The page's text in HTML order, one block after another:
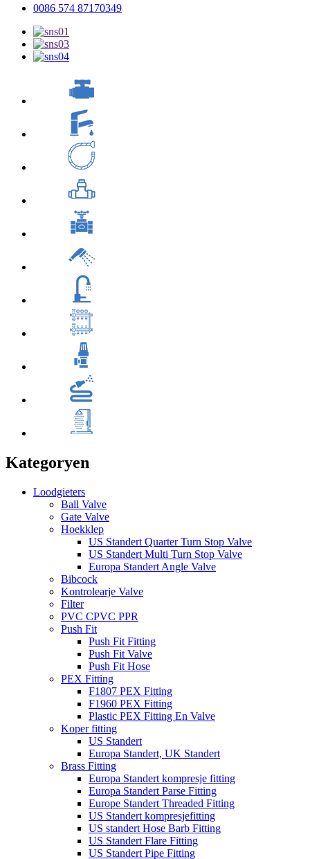
0086 574 87170349
Kategoryen
Loodgieters
Ball Valve
Gate Valve
Hoekklep
US Standert Quarter Turn Stop Valve
US Standert Multi Turn Stop Valve
Europa Standert Angle Valve
Bibcock
Kontrolearje Valve
Filter
PVC CPVC PPR
Push Fit
Push Fit Fitting
Push Fit Valve
Push Fit Hose
PEX Fitting
F1807 PEX Fitting
F1960 PEX Fitting
Plastic PEX Fitting En Valve
Koper fitting
US Standert
Europa Standert, UK Standert
Brass Fitting
Europa Standert kompresje fitting
Europa Standert Parse Fitting
Europe Standert Threaded Fitting
US Standert kompresjefitting
US standert Hose Barb Fitting
US Standert Flare Fitting
US Standert Pipe Fitting